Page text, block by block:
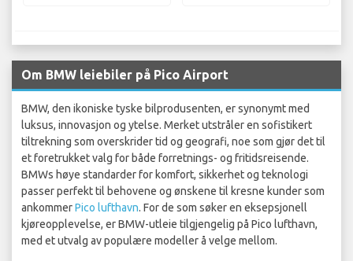
Om BMW leiebiler på Pico Airport
BMW, den ikoniske tyske bilprodusenten, er synonymt med
luksus, innovasjon og ytelse. Merket utstråler en sofistikert
tiltrekning som overskrider tid og geografi, noe som gjør det til
et foretrukket valg for både forretnings- og fritidsreisende.
BMWs høye standarder for komfort, sikkerhet og teknologi
passer perfekt til behovene og ønskene til kresne kunder som
ankommerPico lufthavn. For de som søker en eksepsjonell
kjøreopplevelse, er BMW-utleie tilgjengelig på Pico lufthavn,
med et utvalg av populære modeller å velge mellom.